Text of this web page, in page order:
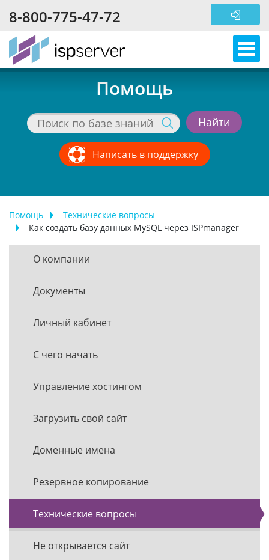
8-800-775-47-72
Помощь
Написать в поддержку
Помощь
Технические вопросы
Как создать базу данных MySQL через ISPmanager
О компании
Документы
Личный кабинет
С чего начать
Управление хостингом
Загрузить свой сайт
Доменные имена
Резервное копирование
Технические вопросы
Не открывается сайт